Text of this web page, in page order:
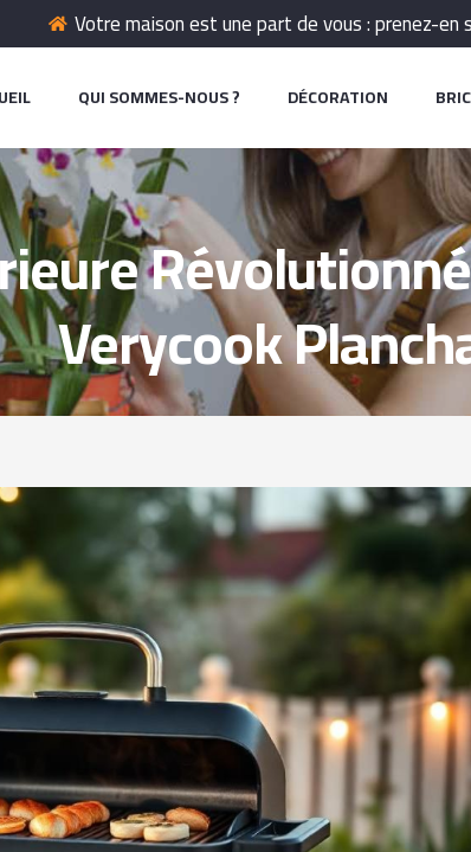
Votre maison est une part de vous : prenez-en
QUI SOMMES-NOUS ? DÉCORATION
Verycook